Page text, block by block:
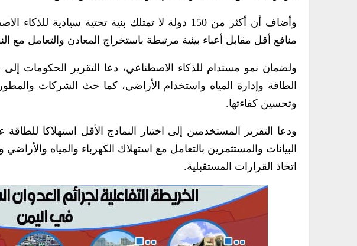
وأضاف أن أكثر من 150 دولة لا تمتلك بنية تحتية
منافع أقل مقابل أعباء بيئية مرتبطة باستخراج المعادن والتعامل مع
ولضمان نمو مستدام للذكاء الاصطناعي، دعا التقرير الحكومات
الطاقة وإدارة المياه واستخدام الأراضي، كما حث الشركات
وتحسين كفاءتها.
ودعا التقرير المستخدمين إلى اختيار النماذج الأقل استهلاكا
البيانات والمستثمرين بالتعامل مع استهلاك الكهرباء والمياه
اتخاذ القرارات المستقبلية.